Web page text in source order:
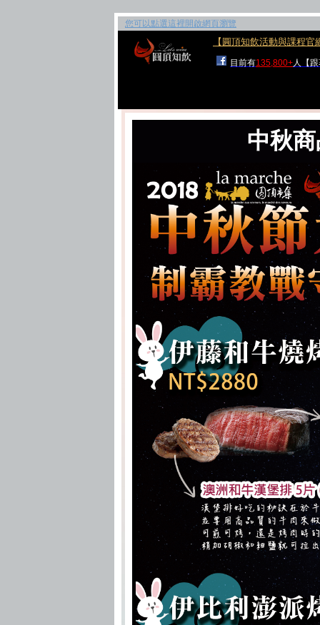
您可以點選這裡開啟網頁瀏覽
【圓頂知飲活動與課程官
目前有135,800+人【
中秋